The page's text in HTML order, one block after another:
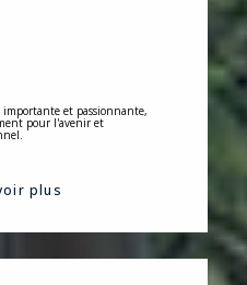
et passionnante,
pour l'avenir et
plus